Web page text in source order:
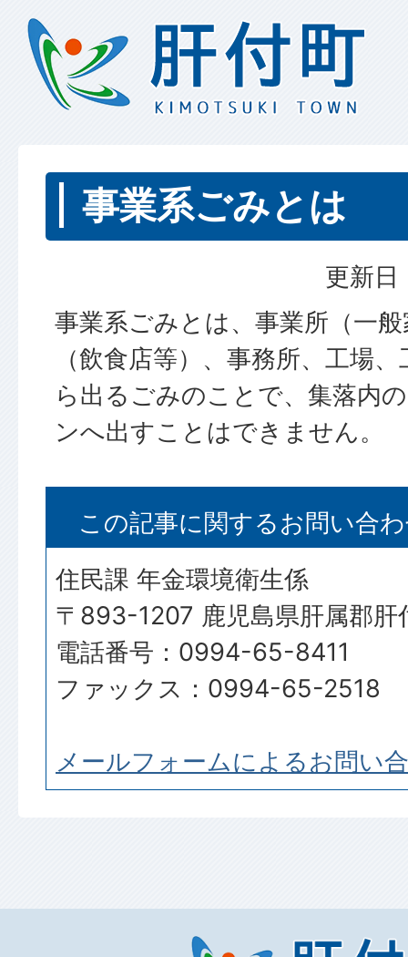
事業系ごみとは
更新日
事業系ごみとは、事業所（一
（飲食店等）、事務所、工場
ら出るごみのことで、集落内
ンへ出すことはできません。
この記事に関するお問い合
住民課 年金環境衛生係
〒893-1207 鹿児島県肝属郡肝
電話番号：0994-65-8411
ファックス：0994-65-2518
メールフォームによるお問い